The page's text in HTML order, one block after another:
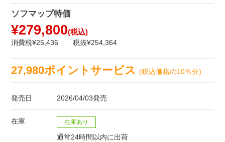
ソフマップ特価
¥279,800(税込)
消費税¥25,436 税抜¥254,364
27,980ポイントサービス(税込価格の10％分)
発売日 2026/04/03発売
在庫 在庫あり
通常24時間以内に出荷